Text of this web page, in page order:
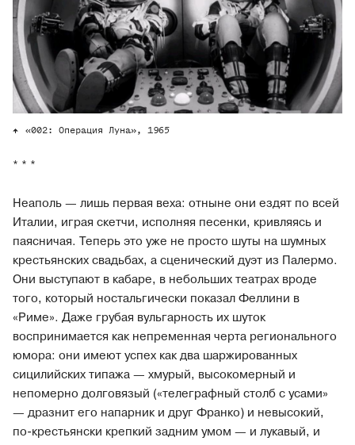
«002: Операция Луна», 1965
* * *
Неаполь — лишь первая веха: отныне они ездят по всей
Италии, играя скетчи, исполняя песенки, кривляясь и
паясничая. Теперь это уже не просто шуты на шумных
крестьянских свадьбах, а сценический дуэт из Палермо.
Они выступают в кабаре, в небольших театрах вроде
того, который ностальгически показал Феллини в
«Риме». Даже грубая вульгарность их шуток
воспринимается как непременная черта регионального
юмора: они имеют успех как два шаржированных
сицилийских типажа — хмурый, высокомерный и
непомерно долговязый («телеграфный столб с усами»
— дразнит его напарник и друг Франко) и невысокий,
по-крестьянски крепкий задним умом — и лукавый, и